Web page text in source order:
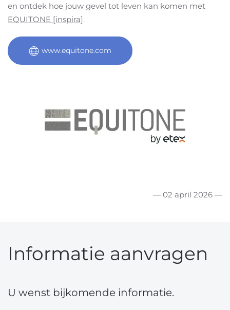
en ontdek hoe jouw gevel tot leven kan komen met
EQUITONE [inspira].
www.equitone.com
— 02 april 2026 —
Informatie aanvragen
U wenst bijkomende informatie.